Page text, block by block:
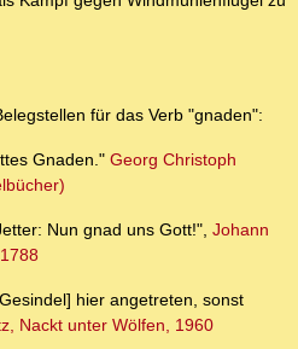
für das Verb "gnaden":
Gnaden." Georg Christoph
Nun gnad uns Gott!", Johann
hier angetreten, sonst
Nackt unter Wölfen, 1960